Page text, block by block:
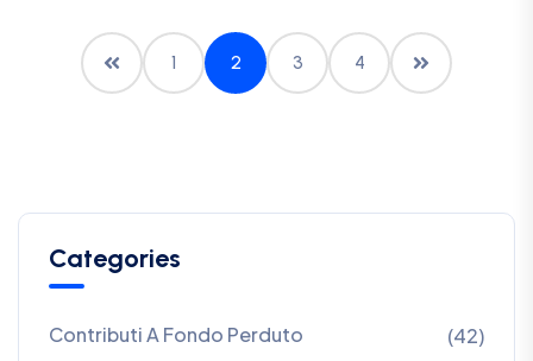
1 2 3 4
Categories
Contributi A Fondo Perduto (42)